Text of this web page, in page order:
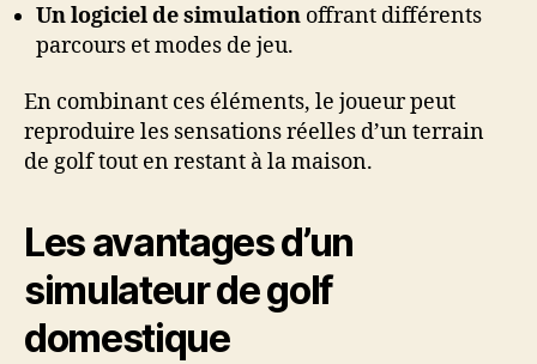
Un logiciel de simulation offrant différents
parcours et modes de jeu.
En combinant ces éléments, le joueur peut
reproduire les sensations réelles d’un terrain
de golf tout en restant à la maison.
Les avantages d’un
simulateur de golf
domestique